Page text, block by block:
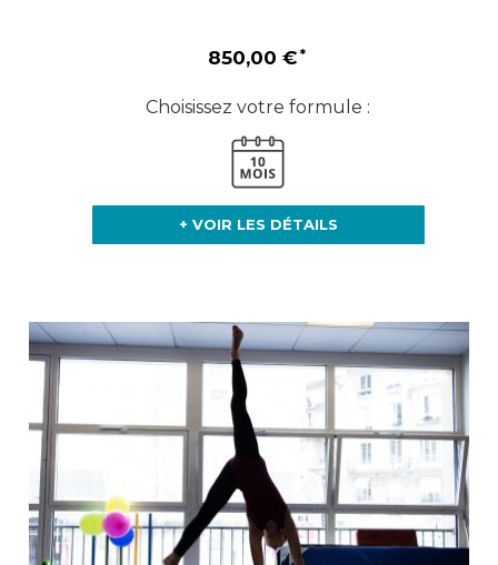
850,00 €
Choisissez votre formule :
+ VOIR LES DÉTAILS